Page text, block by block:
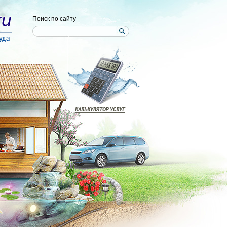
Поиск по сайту